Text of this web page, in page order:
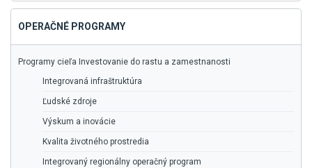
OPERAČNÉ PROGRAMY
Programy cieľa Investovanie do rastu a zamestnanosti
Integrovaná infraštruktúra
Ľudské zdroje
Výskum a inovácie
Kvalita životného prostredia
Integrovaný regionálny operačný program